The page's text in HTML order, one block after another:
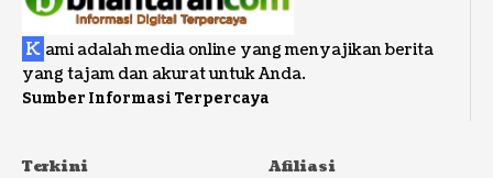
K ami adalah media online yang menyajikan berita
yang tajam dan akurat untuk Anda.
Sumber Informasi Terpercaya
Terkini Afiliasi